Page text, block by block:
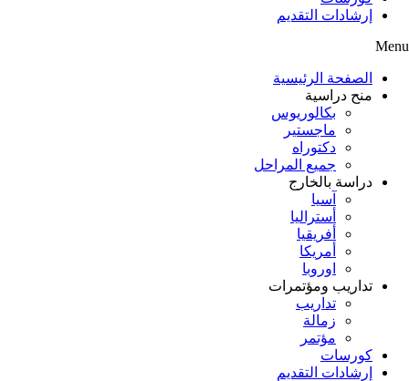
إرشادات التقديم
Menu
الصفحة الرئيسية
منح دراسية
بكالوريوس
ماجستير
دكتوراه
جميع المراحل
دراسة بالخارج
آسيا
أستراليا
أفريقيا
أمريكا
اوروبا
تداريب ومؤتمرات
تداريب
زمالة
مؤتمر
كورسات
إرشادات التقديم